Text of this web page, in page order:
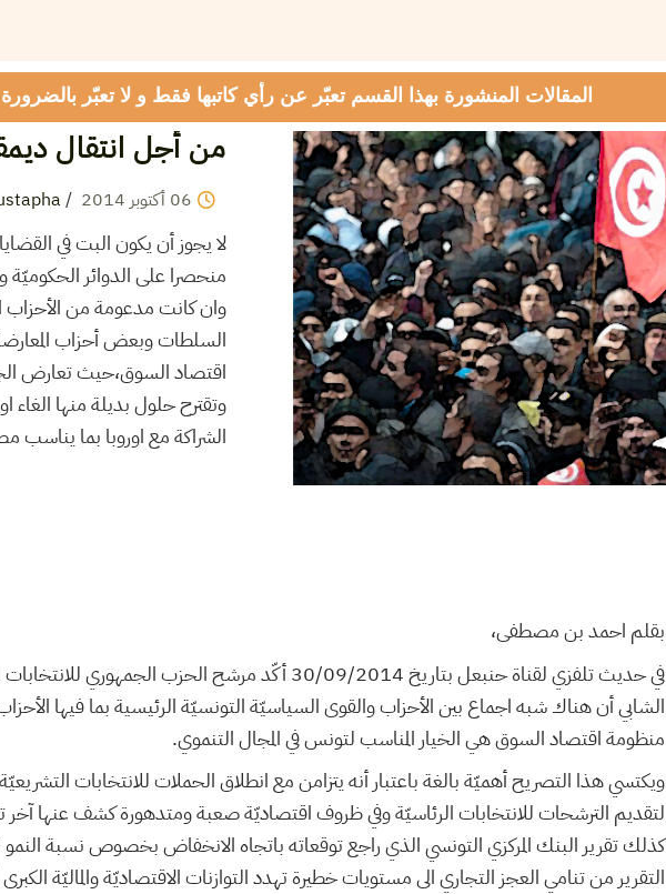
المقالات المنشورة بهذا القسم تعبّر عن رأي كاتبها فقط و لا تعبّر
من أجل انتقال
06 أكتوبر 2014
/
لا يجوز أن يكون البت في
منحصرا على الدوائر الحكوميّة
وان كانت مدعومة من الأحزاب
السلطات وبعض أحزاب
اقتصاد السوق،حيث تعارض
وتقترح حلول بديلة منها الغاء
الشراكة مع اوروبا بما
بقلم احمد بن مصطفى،
في حديث تلفزي لقناة حنبعل بتاريخ 30/09/2014 أكّد مرشح الحزب
الشابي أن هناك شبه اجماع بين الأحزاب والقوى السياسيّة التونسيّة الرئيسية بما فيها
منظومة اقتصاد السوق هي الخيار المناسب لتونس في المجال التنموي.
ويكتسي هذا التصريح أهميّة بالغة باعتبار أنه يتزامن مع انطلاق الحملات للانتخابات
لتقديم الترشحات للانتخابات الرئاسيّة وفي ظروف اقتصاديّة صعبة ومتدهورة كشف عنها آخر
كذلك تقرير البنك المركزي التونسي الذي راجع توقعاته باتجاه الانخفاض بخصوص نسبة النمو
التقرير من تنامي العجز التجاري الى مستويات خطيرة تهدد التوازنات الاقتصاديّة والماليّة